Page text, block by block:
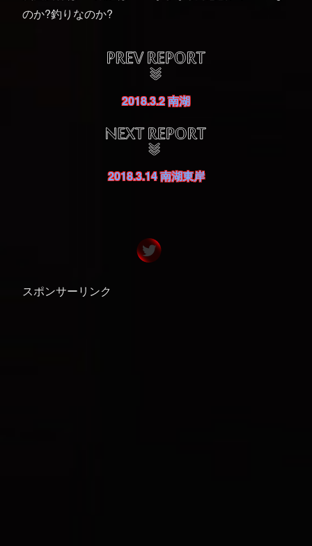
のか?釣りなのか?
2018.3.2 南湖
2018.3.14 南湖東岸
スポンサーリンク